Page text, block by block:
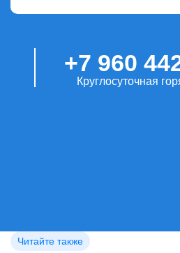
+7 960
Круглосуточная
Читайте также